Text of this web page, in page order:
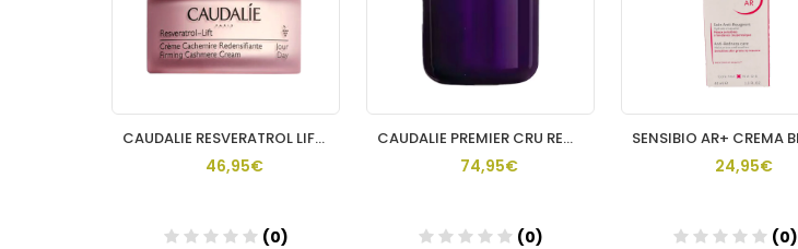
CAUDALIE RESVERATROL LIFT CREMA DE DIA CACHEMIRE
46,95€
(0)
CAUDALIE PREMIER CRU RECARGA CREMA RICA
74,95€
(0)
24,95€
(0)